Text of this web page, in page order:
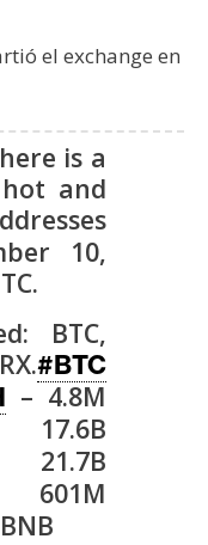
el exchange en
is a
and
10,
BTC,
#BTC
– 4.8M